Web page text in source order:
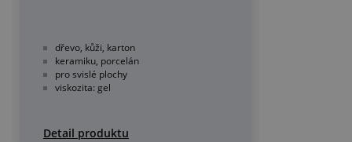
dřevo, kůži, karton
keramiku, porcelán
pro svislé plochy
viskozita: gel
Detail produktu